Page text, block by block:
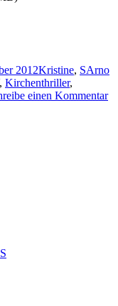
2012Kristine, SArno
, Kirchenthriller,
einen Kommentarzu